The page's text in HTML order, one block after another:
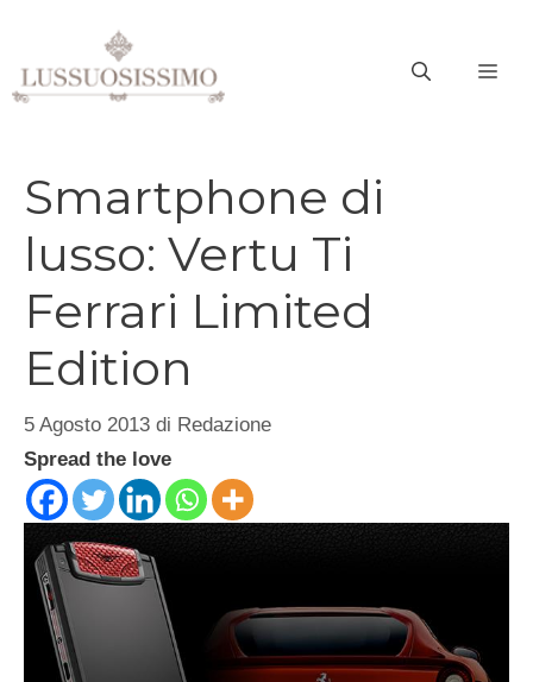
contenuto
Smartphone di
lusso: Vertu Ti
Ferrari Limited
Edition
5 Agosto 2013 di Redazione
Spread the love